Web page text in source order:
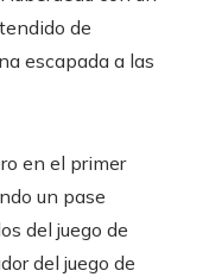
de
escapada a las
en el primer
un pase
del juego de
del juego de